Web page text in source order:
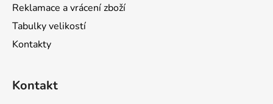
Reklamace a vrácení zboží
Tabulky velikostí
Kontakty
Kontakt